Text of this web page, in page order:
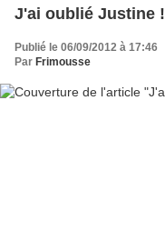
J'ai oublié Justine !
Publié le 06/09/2012 à 17:46
Par Frimousse